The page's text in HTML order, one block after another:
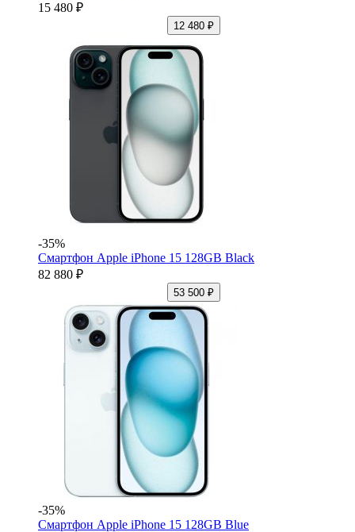
15 480 ₽
12 480 ₽
-35%
Смартфон Apple iPhone 15 128GB Black
82 880 ₽
53 500 ₽
-35%
Смартфон Apple iPhone 15 128GB Blue